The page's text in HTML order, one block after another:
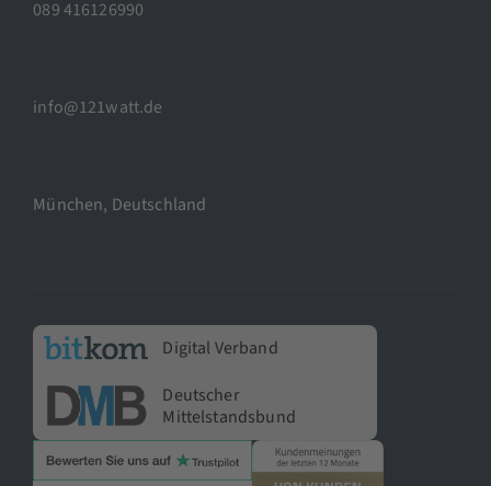
089 416126990
info@121watt.de
München, Deutschland
Digital Verband
Deutscher
Mittelstandsbund